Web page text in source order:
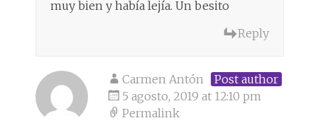
muy bien y había lejía. Un besito
Reply
Carmen Antón
Post author
5 agosto, 2019 at 12:10 pm
Permalink